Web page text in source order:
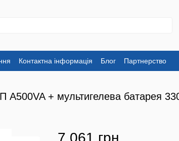
Контактна інформація Блог Партнерство
+ мультигелева батарея
7 061 грн